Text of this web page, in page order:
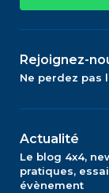
Rejoignez-
Ne perdez pas
Actualité
Le blog 4x4,
pratiques,
évènement